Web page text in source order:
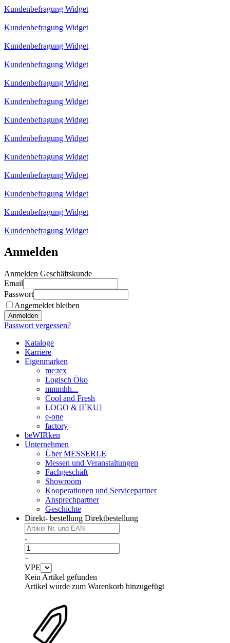
Kundenbefragung Widget
Kundenbefragung Widget
Kundenbefragung Widget
Kundenbefragung Widget
Kundenbefragung Widget
Kundenbefragung Widget
Kundenbefragung Widget
Kundenbefragung Widget
Kundenbefragung Widget
Kundenbefragung Widget
Kundenbefragung Widget
Kundenbefragung Widget
Kundenbefragung Widget
Anmelden
Anmelden Geschäftskunde
Email
Passwort
Angemeldet bleiben
Anmelden
Passwort vergessen?
Kataloge
Karriere
Eigenmarken
me:tex
Logisch Öko
mmmhh...
Cool and Fresh
LOGO & [I´KU]
e-one
factory
beWIRken
Unternehmen
Über MESSERLE
Messen und Veranstaltungen
Fachgeschäft
Showroom
Kooperationen und Servicepartner
Ansprechpartner
Geschichte
Direkt- bestellung Direktbestellung
-
+
VPE
Kein Artikel gefunden
Artikel wurde zum Warenkorb hinzugefügt